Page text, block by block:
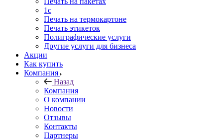
1c
Печать на термокартоне
Печать этикеток
Полиграфические услуги
Другие услуги для бизнеса
Акции
Как купить
Компания
Назад
Компания
О компании
Новости
Отзывы
Контакты
Партнеры